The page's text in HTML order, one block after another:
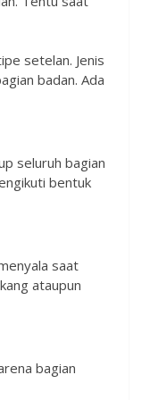
setelan. Jenis
badan. Ada
seluruh bagian
bentuk
saat
ataupun
bagian